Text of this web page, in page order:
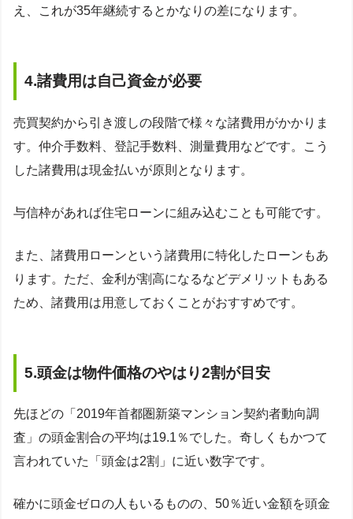
え、これが35年継続するとかなりの差になります。
4.諸費用は自己資金が必要
売買契約から引き渡しの段階で様々な諸費用がかかりま
す。仲介手数料、登記手数料、測量費用などです。こう
した諸費用は現金払いが原則となります。
与信枠があれば住宅ローンに組み込むことも可能です。
また、諸費用ローンという諸費用に特化したローンもあ
ります。ただ、金利が割高になるなどデメリットもある
ため、諸費用は用意しておくことがおすすめです。
5.頭金は物件価格のやはり2割が目安
先ほどの「2019年首都圏新築マンション契約者動向調
査」の頭金割合の平均は19.1％でした。奇しくもかつて
言われていた「頭金は2割」に近い数字です。
確かに頭金ゼロの人もいるものの、50％近い金額を頭金